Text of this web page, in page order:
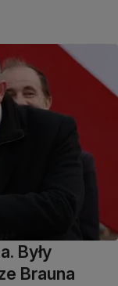
Były
Brauna